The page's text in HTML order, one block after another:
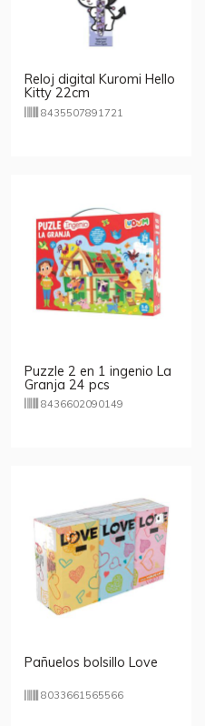
Reloj digital Kuromi Hello
Kitty 22cm
8435507891721
Puzzle 2 en 1 ingenio La
Granja 24 pcs
8436602090149
Pañuelos bolsillo Love
8033661565566